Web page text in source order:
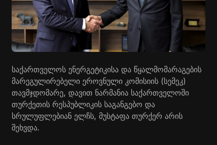
საქართველოს ენერგეტიკისა და წყალმომარაგების
მარეგულირებელი ეროვნული კომისიის (სემეკ)
თავმჯდომარე, დავით ნარმანია საქართველოში
თურქეთის რესპუბლიკის საგანგებო და
სრულუფლებიან ელჩს, მუსტაფა თურქერ არის
შეხვდა.